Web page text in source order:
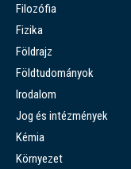
Filozófia
Fizika
Földrajz
Földtudományok
Irodalom
Jog és intézmények
Kémia
Környezet